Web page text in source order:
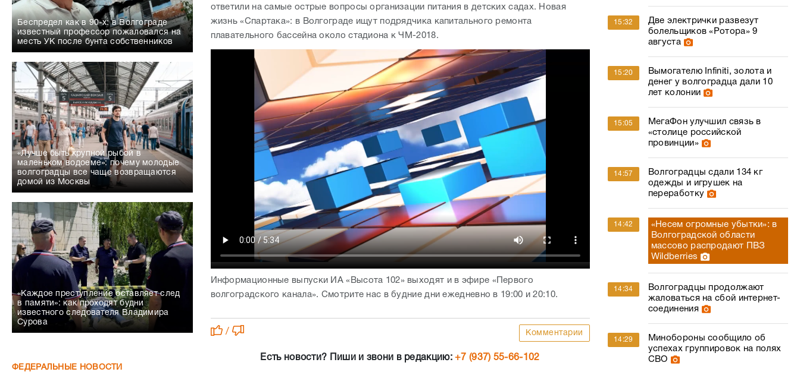
Беспредел как в 90-х: в Волгограде
известный профессор пожаловался на
месть УК после бунта собственников
«Лучше быть крупной рыбой в
маленьком водоеме»: почему молодые
волгоградцы все чаще возвращаются
домой из Москвы
«Каждое преступление оставляет след
в памяти»: как проходят будни
известного следователя Владимира
Сурова
ФЕДЕРАЛЬНЫЕ НОВОСТИ
ответили на самые острые вопросы организации питания в детских садах. Новая
жизнь «Спартака»: в Волгограде ищут подрядчика капитального ремонта
плавательного бассейна около стадиона к ЧМ-2018.
Информационные выпуски ИА «Высота 102» выходят и в эфире «Первого
волгоградского канала». Смотрите нас в будние дни ежедневно в 19:00 и 20:10.
/ Комментарии
Есть новости? Пиши и звони в редакцию:+7 (937) 55-66-102
15:32
Две электрички развезут
болельщиков «Ротора» 9
августа
15:20
Вымогателю Infiniti, золота и
денег у волгоградца дали 10
лет колонии
15:05
МегаФон улучшил связь в
«столице российской
провинции»
14:57
Волгоградцы сдали 134 кг
одежды и игрушек на
переработку
14:42
«Несем огромные убытки»: в
Волгоградской области
массово распродают ПВЗ
Wildberries
14:34
Волгоградцы продолжают
жаловаться на сбой интернет-
соединения
14:29
Минобороны сообщило об
успехах группировок на полях
СВО